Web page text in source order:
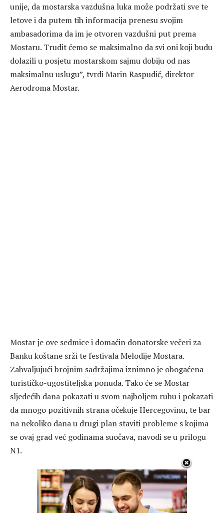
unije, da mostarska vazdušna luka može podržati sve te
letove i da putem tih informacija prenesu svojim
ambasadorima da im je otvoren vazdušni put prema
Mostaru. Trudit ćemo se maksimalno da svi oni koji budu
dolazili u posjetu mostarskom sajmu dobiju od nas
maksimalnu uslugu”, tvrdi Marin Raspudić, direktor
Aerodroma Mostar.
Mostar je ove sedmice i domaćin donatorske večeri za
Banku koštane srži te festivala Melodije Mostara.
Zahvaljujući brojnim sadržajima iznimno je obogaćena
turističko-ugostiteljska ponuda. Tako će se Mostar
sljedećih dana pokazati u svom najboljem ruhu i pokazati
da mnogo pozitivnih strana očekuje Hercegovinu, te bar
na nekoliko dana u drugi plan staviti probleme s kojima
se ovaj grad već godinama suočava, navodi se u prilogu
N1.